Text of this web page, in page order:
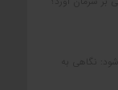
نگاهی به